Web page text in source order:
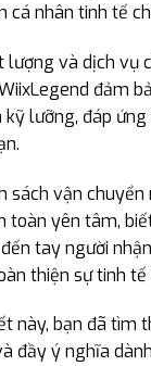
cá nhân tinh tế
lượng và dịch vụ
đảm
lưỡng, đáp
sách vận
toàn yên tâm,
tay người
thiện sự tinh
này, bạn đã tìm
đầy ý nghĩa